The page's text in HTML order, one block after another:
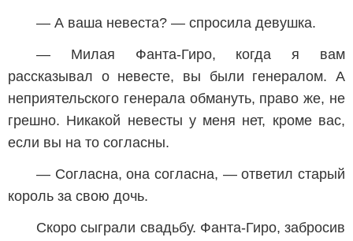
— А ваша невеста? — спросила девушка.
— Милая Фанта-Гиро, когда я вам
рассказывал о невесте, вы были генералом. А
неприятельского генерала обмануть, право же, не
грешно. Никакой невесты у меня нет, кроме вас,
если вы на то согласны.
— Согласна, она согласна, — ответил старый
король за свою дочь.
Скоро сыграли свадьбу. Фанта-Гиро, забросив